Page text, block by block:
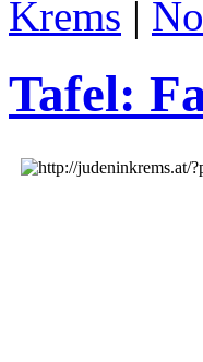
Krems |
Tafel: